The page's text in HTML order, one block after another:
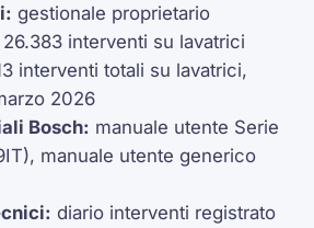
gestionale proprietario
interventi su lavatrici
interventi totali su lavatrici,
2026
Bosch: manuale utente Serie
manuale utente generico
diario interventi registrato